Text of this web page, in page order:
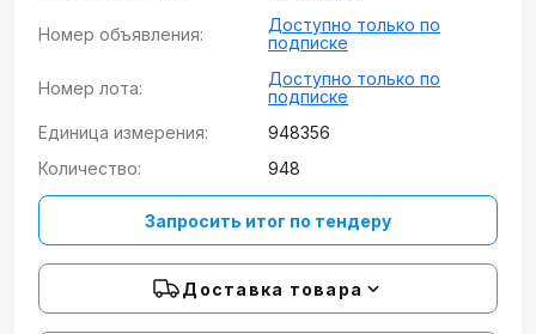
Номер объявления:
Доступно только по
подписке
Номер лота:
Доступно только по
подписке
Единица измерения:
948356
Количество:
948
Запросить итог по тендеру
Доставка товара